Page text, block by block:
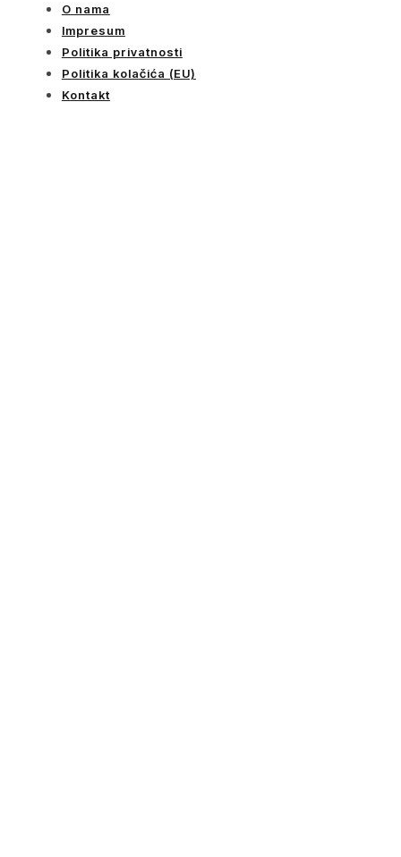
O nama
Impresum
Politika privatnosti
Politika kolačića (EU)
Kontakt